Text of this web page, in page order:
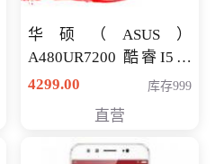
华硕（ASUS）
A480UR7200 酷睿I5超
薄学生办公游戏独显笔
NV930-2G独
4299.00 库存999
直营